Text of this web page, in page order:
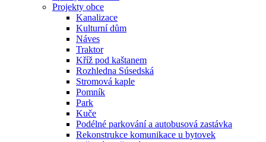
Projekty obce
Kanalizace
Kulturní dům
Náves
Traktor
Kříž pod kaštanem
Rozhledna Súsedská
Stromová kaple
Pomník
Park
Kuče
Podélné parkování a autobusová zastávka
Rekonstrukce komunikace u bytovek